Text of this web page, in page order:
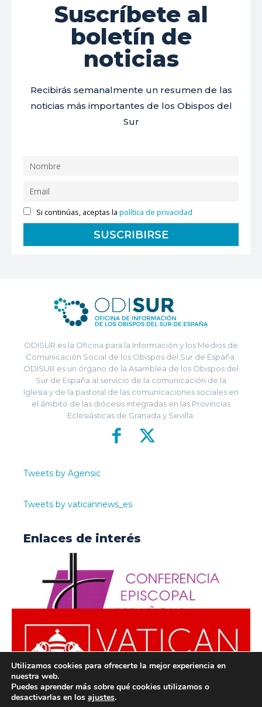
Suscríbete al
boletín de
noticias
Recibirás semanalmente un resumen de las
noticias más importantes de los Obispos del
Sur
Si continúas, aceptas lapolítica de privacidad
ODISUR es la Oficina para la Información y los Medios de
Comunicación Social de los Obispos del Sur de España.
ODISUR es un órgano de la Asamblea de los Obispos del
Sur de España al servicio de la comunicación de la
Iglesia y de la pastoral de las comunicaciones sociales en
el ámbito de las diócesis integradas en las Provincias
Eclesiásticas de Granada y Sevilla.
Tweets by Agensic
Tweets by vaticannews_es
Enlaces de interés
Utilizamos cookies para ofrecerte la mejor experiencia en
nuestra web.
Puedes aprender más sobre qué cookies utilizamos o
desactivarlas en los ajustes.